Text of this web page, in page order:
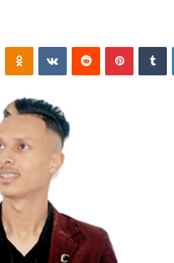
لينكدإن بينتيريست